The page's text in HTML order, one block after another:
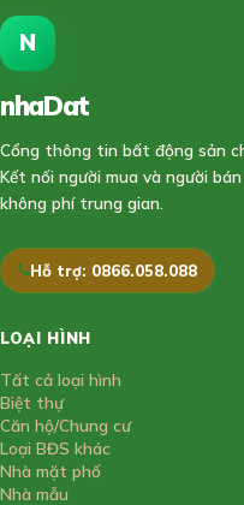
N
nhaDat
Cổng thông tin bất động sản
Kết nối người mua và người
không phí trung gian.
Hỗ trợ: 0866.058.088
LOẠI HÌNH
Tất cả loại hình
Biệt thự
Căn hộ/Chung cư
Loại BĐS khác
Nhà mặt phố
Nhà mẫu